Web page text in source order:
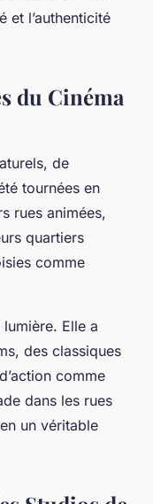
et l’authenticité
du Cinéma
de
tournées en
rues animées,
quartiers
comme
Elle a
des classiques
comme
dans les rues
un véritable